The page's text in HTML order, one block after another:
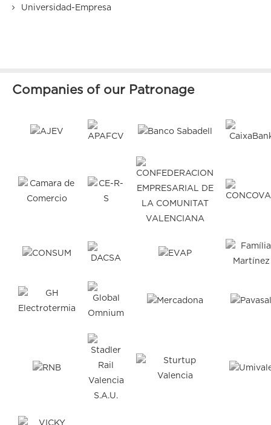
Universidad-Empresa
Companies of our Patronage